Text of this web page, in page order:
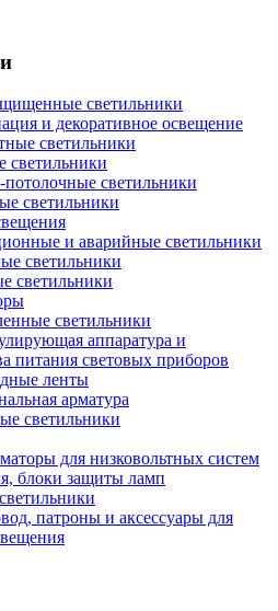
светильники
и декоративное освещение
светильники
светильники
светильники
светильники
и аварийные светильники
светильники
светильники
светильники
аппаратура и
питания световых приборов
ленты
арматура
светильники
для низковольтных систем
блоки защиты ламп
патроны и аксессуары для